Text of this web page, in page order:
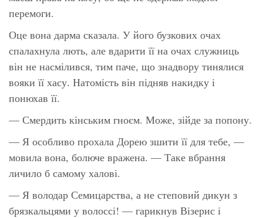
перемоги.
Оце вона дарма сказала. У його бузкових очах
спалахнула лють, але вдарити її на очах служниць
він не насмілився, тим паче, що знадвору тинялися
вояки її хасу. Натомість він підняв накидку і
понюхав її.
— Смердить кінським гноєм. Може, зійде за попону.
— Я особливо прохала Дорею зшити її для тебе, —
мовила вона, болюче вражена. — Таке вбрання
личило б самому халові.
— Я володар Семицарства, а не степовий дикун з
брязкальцями у волоссі! — гарикнув Візерис і